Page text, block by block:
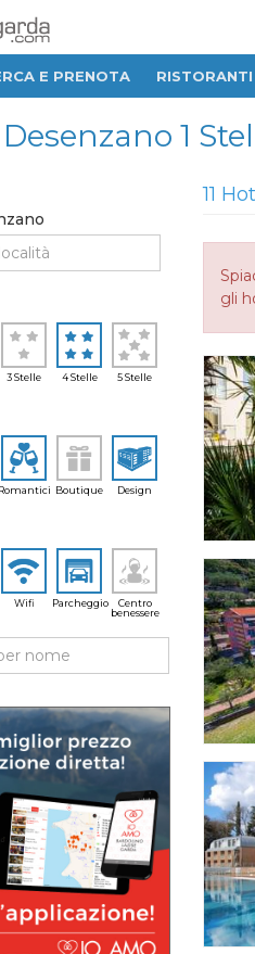
E PRENOTA RISTORANTI
1
3 Stelle 4 Stelle 5 Stelle
Romantici Boutique Design
Wifi Parcheggio
Centro
benessere
11
gli